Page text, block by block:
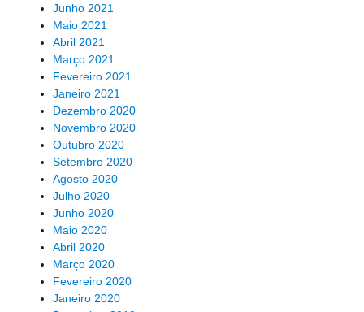
Junho 2021
Maio 2021
Abril 2021
Março 2021
Fevereiro 2021
Janeiro 2021
Dezembro 2020
Novembro 2020
Outubro 2020
Setembro 2020
Agosto 2020
Julho 2020
Junho 2020
Maio 2020
Abril 2020
Março 2020
Fevereiro 2020
Janeiro 2020